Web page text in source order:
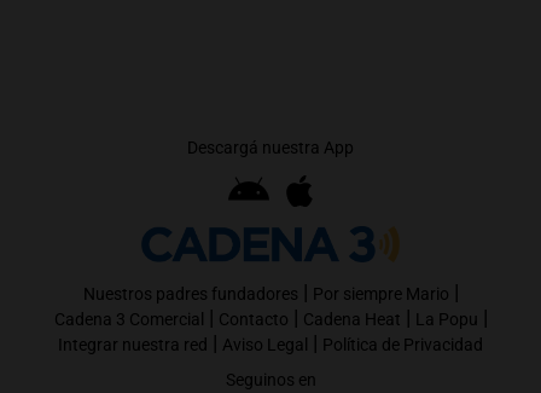
Descargá nuestra App
Nuestros padres fundadores | Por siempre Mario |
Cadena 3 Comercial | Contacto | Cadena Heat | La Popu |
Integrar nuestra red | Aviso Legal | Política de Privacidad
Seguinos en